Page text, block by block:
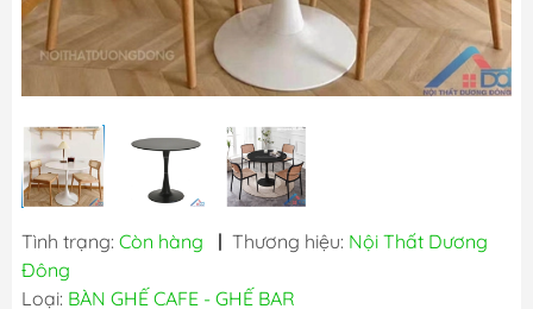
Tình trạng: Còn hàng | Thương hiệu: Nội Thất Dương
Đông
Loại: BÀN GHẾ CAFE - GHẾ BAR